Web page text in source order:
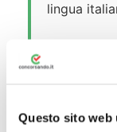
Questo sito web
lingua